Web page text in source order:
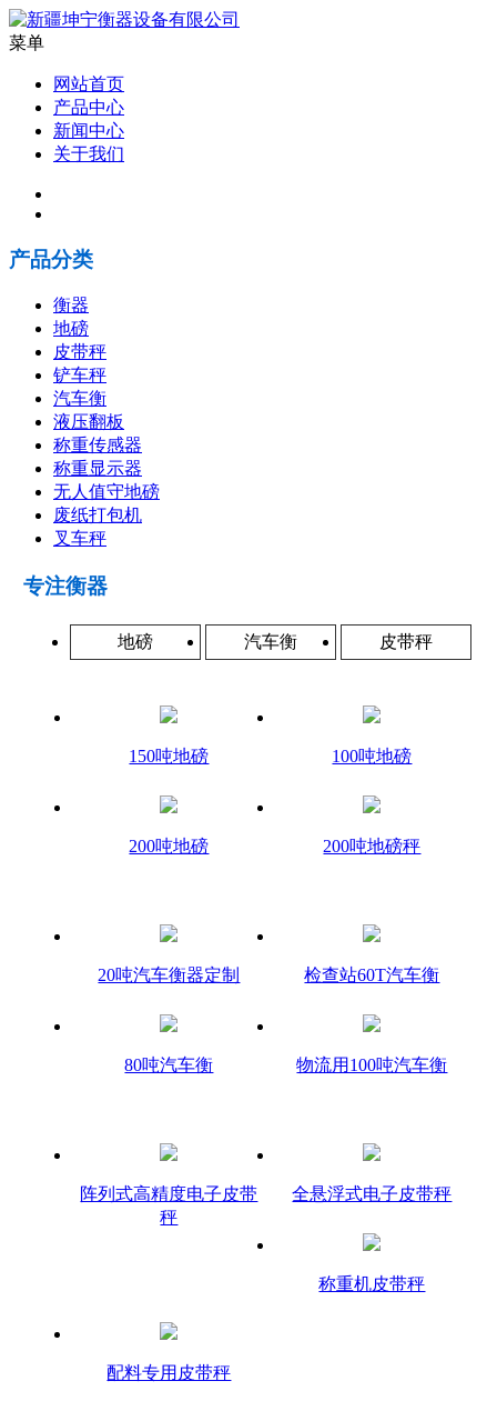
菜单
网站首页
产品中心
新闻中心
关于我们
产品分类
衡器
地磅
皮带秤
铲车秤
汽车衡
液压翻板
称重传感器
称重显示器
无人值守地磅
废纸打包机
叉车秤
专注衡器
地磅 汽车衡 皮带秤
150吨地磅 100吨地磅
200吨地磅 200吨地磅秤
20吨汽车衡器定制 检查站60T汽车衡
80吨汽车衡 物流用100吨汽车衡
阵列式高精度电子皮带
秤
全悬浮式电子皮带秤
称重机皮带秤
配料专用皮带秤